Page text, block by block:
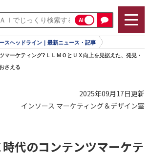
AI
スヘッドライン｜最新ニュース・記事
マーケティング?ＬＬＭＯとＵＸ向上を見据えた、発見・
さえる
2025年09月17日更新
インソース マーケティング＆デザイン室
代のコンテンツマーケテ